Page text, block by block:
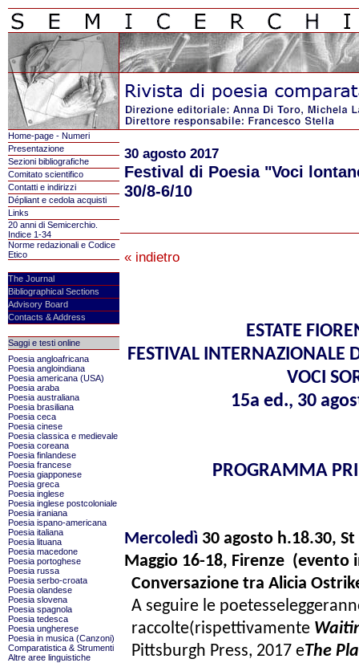
Home-page - Numeri
Presentazione
Sezioni bibliografiche
Comitato scientifico
Contatti e indirizzi
Dépliant e cedola acquisti
Links
20 anni di Semicerchio.
Indice 1-34
Norme redazionali e Codice
Etico
The Journal
Bibliographical Sections
Advisory Board
Contacts & Address
Saggi e testi online
Poesia angloafricana
Poesia angloindiana
Poesia americana (USA)
Poesia araba
Poesia australiana
Poesia brasiliana
Poesia ceca
Poesia cinese
Poesia classica e medievale
Poesia coreana
Poesia finlandese
Poesia francese
Poesia giapponese
Poesia greca
Poesia inglese
Poesia inglese postcoloniale
Poesia iraniana
Poesia ispano-americana
Poesia italiana
Poesia lituana
Poesia macedone
Poesia portoghese
Poesia russa
Poesia serbo-croata
Poesia olandese
Poesia slovena
Poesia spagnola
Poesia tedesca
Poesia ungherese
Poesia in musica (Canzoni)
Comparatistica & Strumenti
Altre aree linguistiche
30 agosto 2017
Festival di Poesia "Voci
30/8-6/10
« indietro
ESTATE
FESTIVAL INTERNAZIONALE
VOCI
15a ed., 30
PROGRAMMA
Mercoledì 30 agosto h.18.30,
Maggio 16-18, Firenze (evento
Conversazione tra Alicia
A seguire le poetesse
raccolte(rispettivamente
Pittsburgh Press, 2017 eThe